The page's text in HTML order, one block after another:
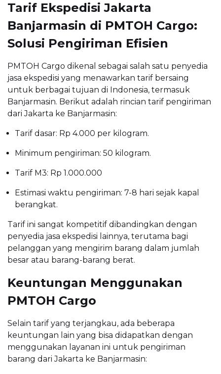
Tarif Ekspedisi Jakarta
Banjarmasin di PMTOH Cargo:
Solusi Pengiriman Efisien
PMTOH Cargo dikenal sebagai salah satu penyedia
jasa ekspedisi yang menawarkan tarif bersaing
untuk berbagai tujuan di Indonesia, termasuk
Banjarmasin. Berikut adalah rincian tarif pengiriman
dari Jakarta ke Banjarmasin:
Tarif dasar: Rp 4.000 per kilogram.
Minimum pengiriman: 50 kilogram.
Tarif M3: Rp 1.000.000
Estimasi waktu pengiriman: 7-8 hari sejak kapal
berangkat.
Tarif ini sangat kompetitif dibandingkan dengan
penyedia jasa ekspedisi lainnya, terutama bagi
pelanggan yang mengirim barang dalam jumlah
besar atau barang-barang berat.
Keuntungan Menggunakan
PMTOH Cargo
Selain tarif yang terjangkau, ada beberapa
keuntungan lain yang bisa didapatkan dengan
menggunakan layanan ini untuk pengiriman
barang dari Jakarta ke Banjarmasin: